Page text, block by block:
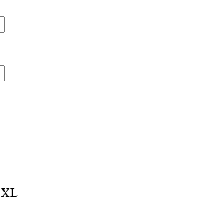
XL